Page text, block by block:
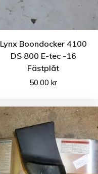
Lynx Boondocker 4100
DS 800 E-tec -16
Fästplåt
50.00kr